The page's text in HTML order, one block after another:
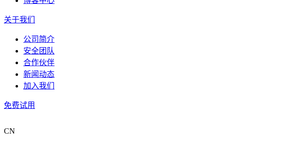
关于我们
公司简介
安全团队
合作伙伴
新闻动态
加入我们
免费试用
CN